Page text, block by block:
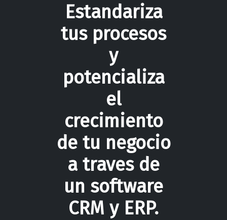
Estandariza
tus procesos
y
potencializa
el
crecimiento
de tu negocio
a traves de
un software
CRM y ERP.